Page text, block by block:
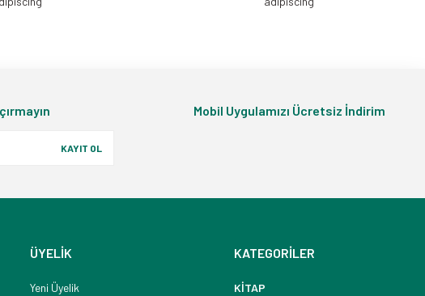
KAYIT OL
Mobil Uygulamızı Ücretsiz İndirim
ÜYELİK
Yeni Üyelik
KATEGORİLER
KİTAP